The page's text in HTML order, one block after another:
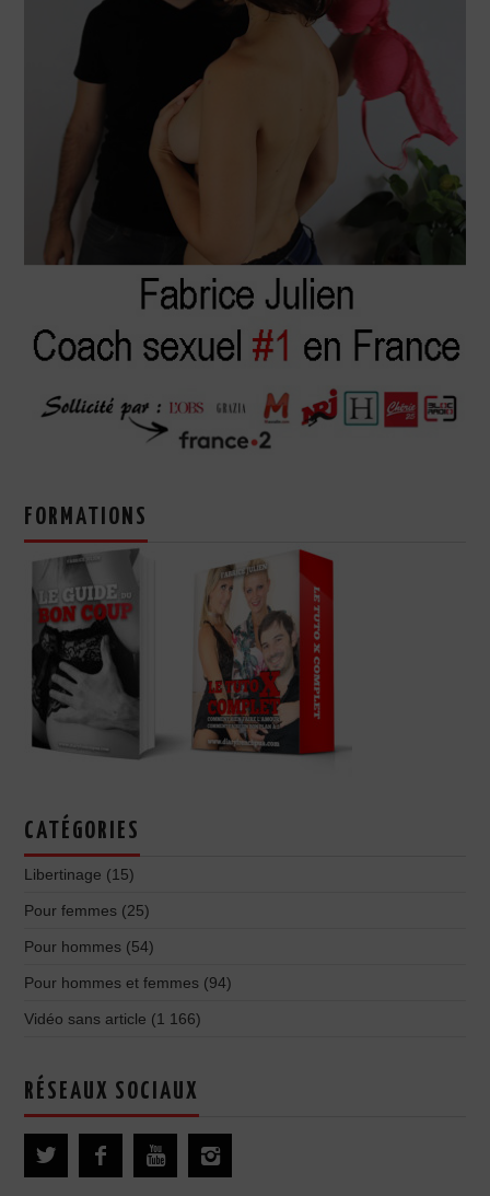
FORMATIONS
CATÉGORIES
Libertinage (15)
Pour femmes (25)
Pour hommes (54)
Pour hommes et femmes (94)
Vidéo sans article (1 166)
RÉSEAUX SOCIAUX